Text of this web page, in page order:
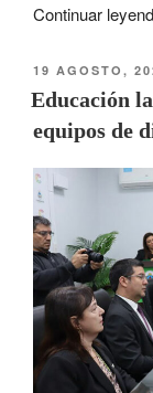
Continuar
19 AGOSTO,
Educación
equipos de